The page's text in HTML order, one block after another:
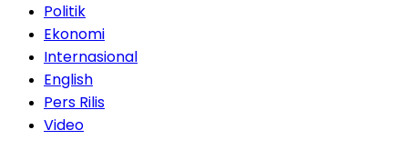
Politik
Ekonomi
Internasional
English
Pers Rilis
Video